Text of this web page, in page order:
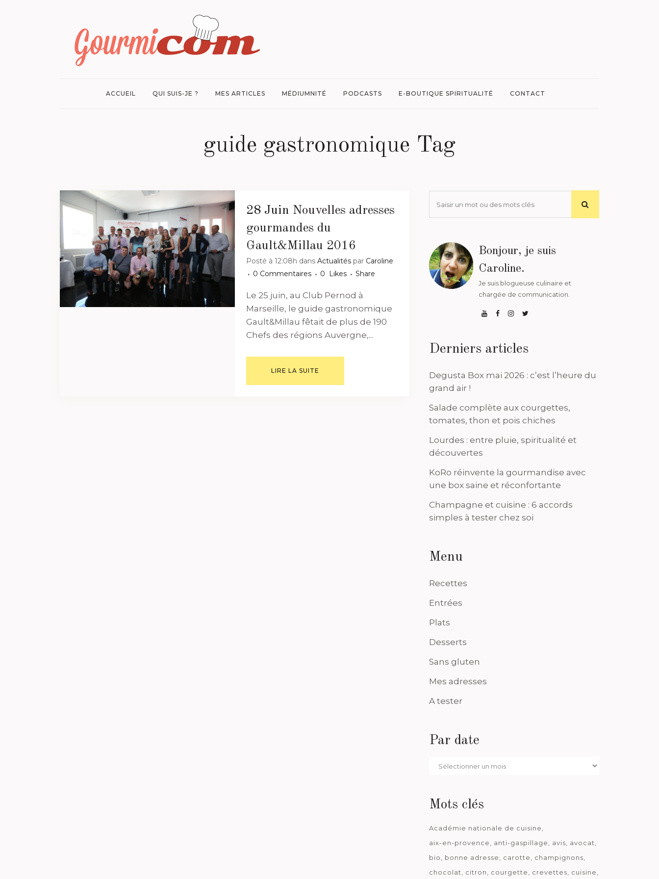
ACCUEIL QUI SUIS-JE ? MES ARTICLES MÉDIUMNITÉ PODCASTS E-BOUTIQUE SPIRITUALITÉ CONTACT
guide gastronomique Tag
28 Juin Nouvelles adresses
gourmandes du
Gault&Millau 2016
Posté à 12:08h dans Actualités par Caroline
0 Commentaires
0 Likes Share
Le 25 juin, au Club Pernod à
Marseille, le guide gastronomique
Gault&Millau fêtait de plus de 190
Chefs des régions Auvergne,...
LIRE LA SUITE
Bonjour, je suis
Caroline.
Je suis blogueuse culinaire et
chargée de communication.
Derniers articles
Degusta Box mai 2026 : c’est l’heure du
grand air !
Salade complète aux courgettes,
tomates, thon et pois chiches
Lourdes : entre pluie, spiritualité et
découvertes
KoRo réinvente la gourmandise avec
une box saine et réconfortante
Champagne et cuisine : 6 accords
simples à tester chez soi
Menu
Recettes
Entrées
Plats
Desserts
Sans gluten
Mes adresses
A tester
Par date
Par
Mots clés
Académie nationale de cuisine
aix-en-provence
anti-gaspillage avis
avocat
bio
bonne adresse carotte
champignons
chocolat
citron courgette crevettes
cuisine